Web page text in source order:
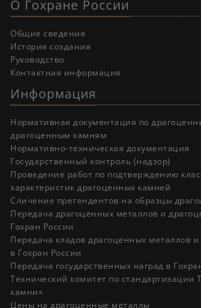
О Гохране России
Общие сведения
История создания
Руководство
Контактная информация
Информация
Нормативная документация по
драгоценным камням
Нормативно-техническая документация
Государственный контроль (надзор)
Проведение работ по подтверждению
характеристик драгоценных камней
Cличение претендентов на образцы
Передача драгоценных металлов и
Гохран России
Передача кладов драгоценных металлов
в Гохран России
Передача государственных наград в
Технический комитет по стандартизации
камни»
Цены на драгоценные металлы